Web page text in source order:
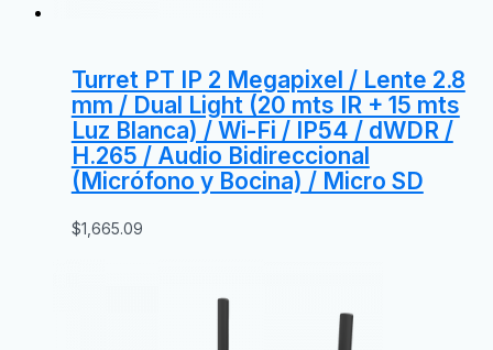
Turret PT IP 2 Megapixel / Lente 2.8
mm / Dual Light (20 mts IR + 15 mts
Luz Blanca) / Wi-Fi / IP54 / dWDR /
H.265 / Audio Bidireccional
(Micrófono y Bocina) / Micro SD
$1,665.09